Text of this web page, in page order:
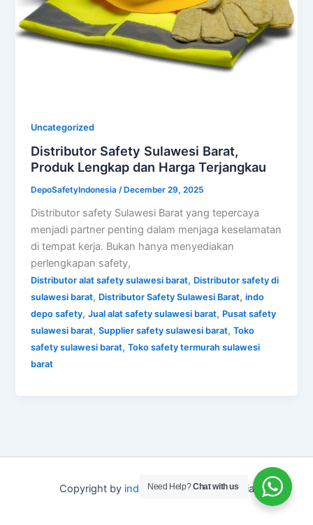
Uncategorized
Distributor Safety Sulawesi Barat,
Produk Lengkap dan Harga Terjangkau
DepoSafetyIndonesia/ December 29, 2025
Distributor safety Sulawesi Barat yang tepercaya
menjadi partner penting dalam menjaga keselamatan
di tempat kerja. Bukan hanya menyediakan
perlengkapan safety,
Distributor alat safety sulawesi barat, Distributor safety di
sulawesi barat, Distributor Safety Sulawesi Barat,indo
depo safety,Jual alat safety sulawesi barat, Pusat safety
sulawesi barat,Supplier safety sulawesi barat,Toko
safety sulawesi barat,Toko safety termurah sulawesi
barat
Copyright by indo depo safetyIndonesia
Need Help?Chat with us